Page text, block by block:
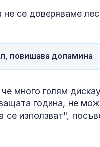
се доверяваме
повишава допамина
много голям
година, не
се използват",